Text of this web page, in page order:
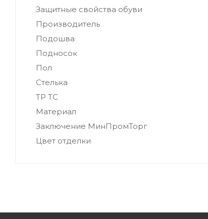
Защитные свойства обуви
Производитель
Подошва
Подносок
Пол
Стелька
ТР ТС
Материал
Заключение МинПромТорг
Цвет отделки